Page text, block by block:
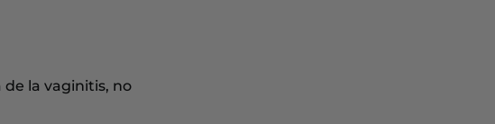
la vaginitis, no